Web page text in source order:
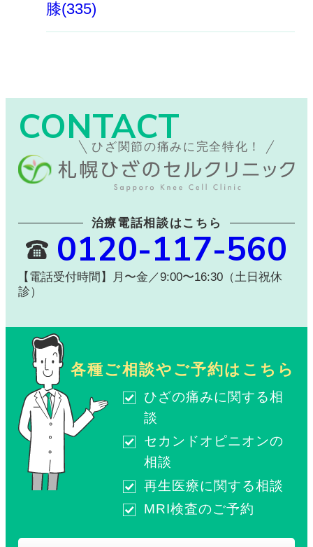
膝(335)
CONTACT
ひざ関節の痛みに完全特化！
治療電話相談はこちら
0120-117-560
【電話受付時間】月〜金／9:00〜16:30（土日祝休
診）
各種ご相談やご予約はこちら
ひざの痛みに関する相
談
セカンドオピニオンの
相談
再生医療に関する相談
MRI検査のご予約